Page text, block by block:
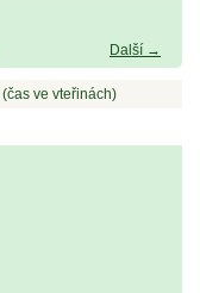
Další →
(čas ve vteřinách)